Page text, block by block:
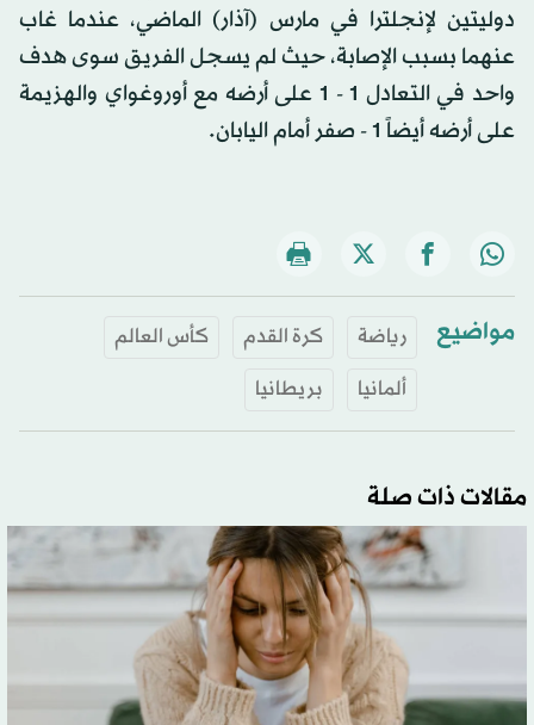
دوليتين لإنجلترا في مارس (آذار) الماضي، عندما غاب
عنهما بسبب الإصابة، حيث لم يسجل الفريق سوى هدف
واحد في التعادل 1 - 1 على أرضه مع أوروغواي والهزيمة
على أرضه أيضاً 1 - صفر أمام اليابان.
مواضيع رياضة كرة القدم
كأس العالم
ألمانيا
بريطانيا
مقالات ذات صلة